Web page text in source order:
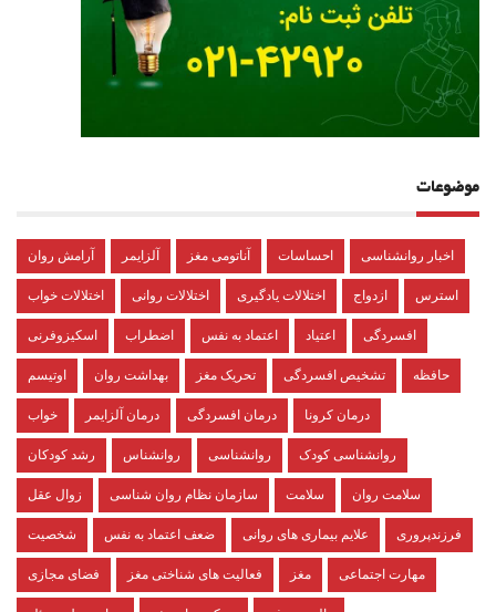
موضوعات
آرامش روان آلزایمر آناتومی مغز احساسات اخبار روانشناسی
اختلالات خواب اختلالات روانی اختلالات یادگیری ازدواج استرس
اسکیزوفرنی اضطراب اعتماد به نفس اعتیاد افسردگی
اوتیسم بهداشت روان تحریک مغز تشخیص افسردگی حافظه
خواب درمان آلزایمر درمان افسردگی درمان کرونا
رشد کودکان روانشناس روانشناسی روانشناسی کودک
زوال عقل سازمان نظام روان شناسی سلامت سلامت روان
شخصیت ضعف اعتماد به نفس علایم بیماری های روانی فرزندپروری
فضای مجازی فعالیت های شناختی مغز مغز مهارت اجتماعی